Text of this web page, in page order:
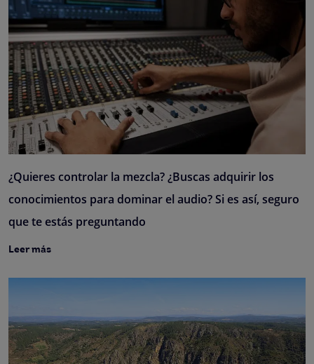
¿Quieres controlar la mezcla? ¿Buscas adquirir los
conocimientos para dominar el audio? Si es así, seguro
que te estás preguntando
Leer más